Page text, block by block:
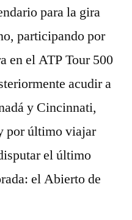
para la gira
participando por
en el ATP Tour 500
acudir a
y Cincinnati,
por último viajar
el último
el Abierto de